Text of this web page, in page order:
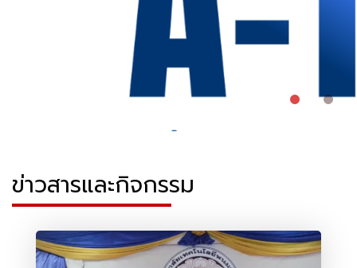
ข่าวสารและกิจกรรม